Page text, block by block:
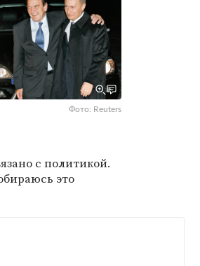
Фото: Reuters
с политикой.
это